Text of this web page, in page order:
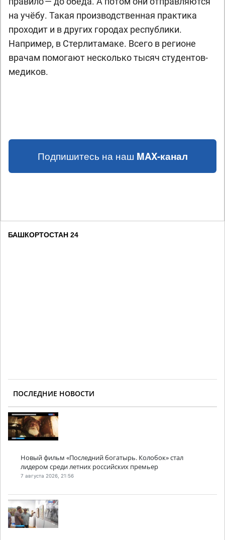
на учёбу. Такая производственная практика
проходит и в других городах республики.
Например, в Стерлитамаке. Всего в регионе
врачам помогают несколько тысяч студентов-
медиков.
Подпишитесь на наш MAX-канал
БАШКОРТОСТАН 24
ПОСЛЕДНИЕ НОВОСТИ
Новый фильм «Последний богатырь. Колобок» стал
лидером среди летних российских премьер
7 августа 2026, 21:56